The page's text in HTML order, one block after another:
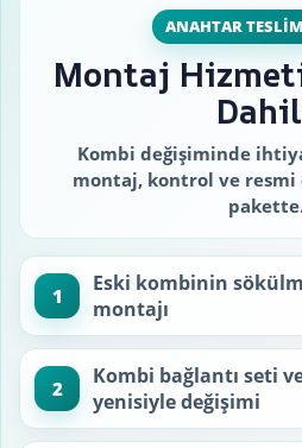
ANAHTAR
Montaj
Kombi değişiminde
montaj, kontrol ve resmi
1
Eski kombinin
montajı
2
Kombi bağlantı seti
yenisiyle değişimi